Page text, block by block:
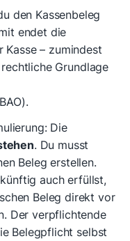
den Kassenbeleg
endet die
– zumindest
Grundlage
Die
. Du musst
Beleg erstellen.
auch erfüllst,
Beleg direkt vor
Der verpflichtende
Belegpflicht selbst